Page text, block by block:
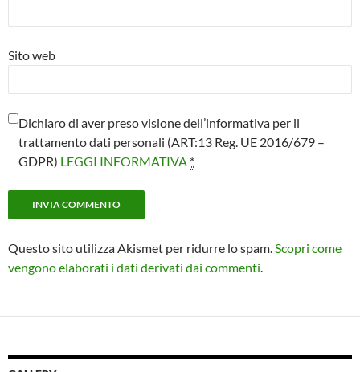
Sito web
Dichiaro di aver preso visione dell’informativa per il
trattamento dati personali (ART:13 Reg. UE 2016/679 –
GDPR) LEGGI INFORMATIVA *
Questo sito utilizza Akismet per ridurre lo spam. Scopri come
vengono elaborati i dati derivati dai commenti